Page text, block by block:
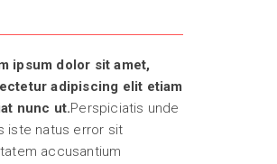
ipsum dolor sit amet,
adipiscing elit etiam
nunc ut.Perspiciatis unde
iste natus error sit
accusantium